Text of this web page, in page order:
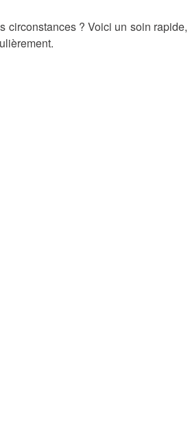
circonstances ? Voici un soin